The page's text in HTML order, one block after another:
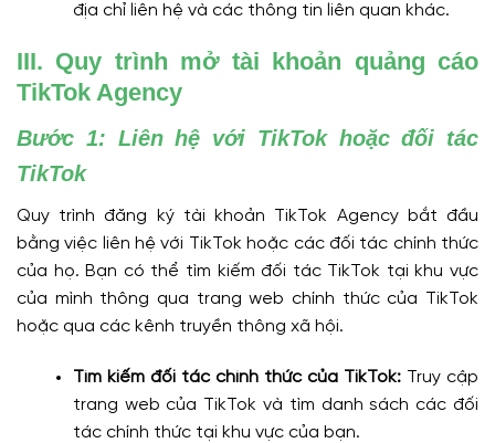
địa chỉ liên hệ và các thông tin liên quan khác.
III. Quy trình mở tài khoản quảng cáo
TikTok Agency
Bước 1: Liên hệ với TikTok hoặc đối tác
TikTok
Quy trình đăng ký tài khoản TikTok Agency bắt đầu
bằng việc liên hệ với TikTok hoặc các đối tác chính thức
của họ. Bạn có thể tìm kiếm đối tác TikTok tại khu vực
của mình thông qua trang web chính thức của TikTok
hoặc qua các kênh truyền thông xã hội.
Tìm kiếm đối tác chính thức của TikTok:Truy cập
trang web của TikTok và tìm danh sách các đối
tác chính thức tại khu vực của bạn.